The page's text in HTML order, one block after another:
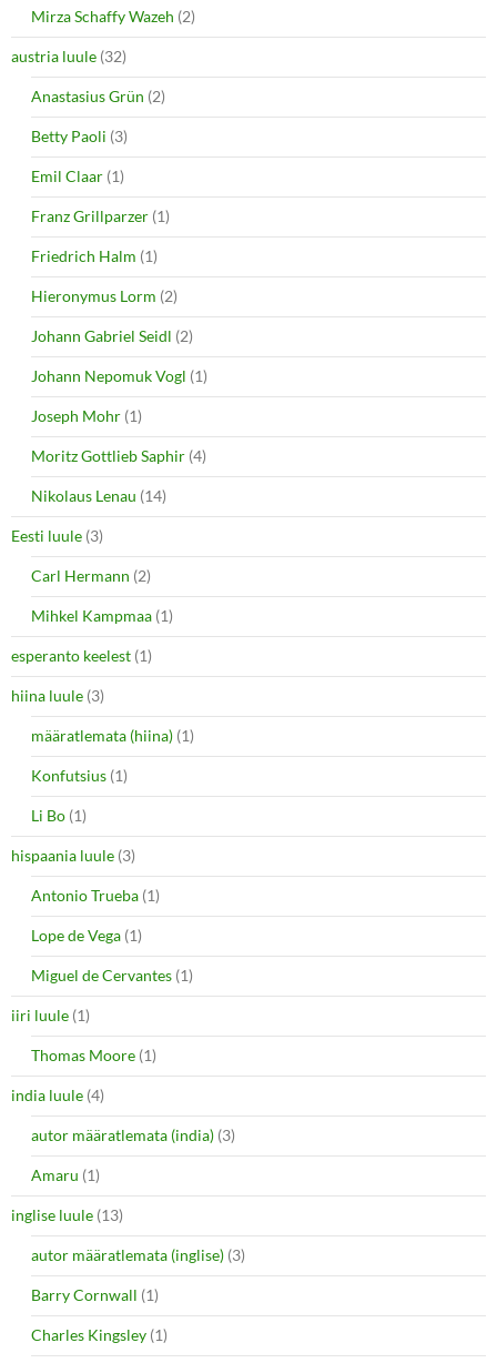
i
n
d
o
)
w
i
n
d
w
)
Mirza Schaffy Wazeh (2)
austria luule (32)
Anastasius Grün (2)
Betty Paoli (3)
Emil Claar (1)
Franz Grillparzer (1)
Friedrich Halm (1)
Hieronymus Lorm (2)
Johann Gabriel Seidl (2)
Johann Nepomuk Vogl (1)
Joseph Mohr (1)
Moritz Gottlieb Saphir (4)
Nikolaus Lenau (14)
Eesti luule (3)
Carl Hermann (2)
Mihkel Kampmaa (1)
esperanto keelest (1)
hiina luule (3)
määratlemata (hiina) (1)
Konfutsius (1)
Li Bo (1)
hispaania luule (3)
Antonio Trueba (1)
Lope de Vega (1)
Miguel de Cervantes (1)
iiri luule (1)
Thomas Moore (1)
india luule (4)
autor määratlemata (india) (3)
Amaru (1)
inglise luule (13)
autor määratlemata (inglise) (3)
Barry Cornwall (1)
Charles Kingsley (1)